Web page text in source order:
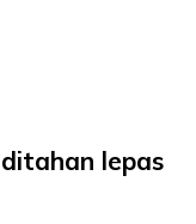
lepas